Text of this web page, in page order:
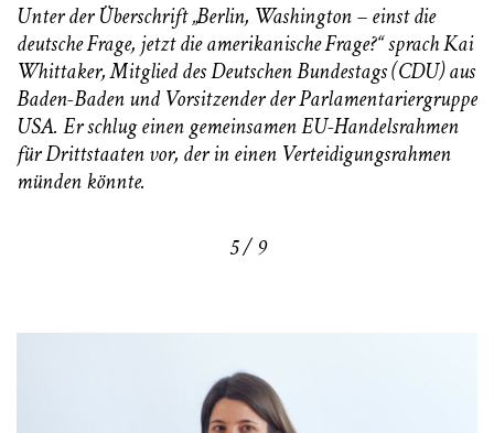
Unter der Überschrift „Berlin, Washington – einst die
deutsche Frage, jetzt die amerikanische Frage?“ sprach Kai
Whittaker, Mitglied des Deutschen Bundestags (CDU) aus
Baden-Baden und Vorsitzender der Parlamentariergruppe
USA. Er schlug einen gemeinsamen EU-Handelsrahmen
für Drittstaaten vor, der in einen Verteidigungsrahmen
münden könnte.
5 / 9